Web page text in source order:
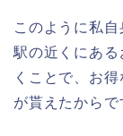
このように私自
駅の近くにあ
くことで、お
が貰えたからで